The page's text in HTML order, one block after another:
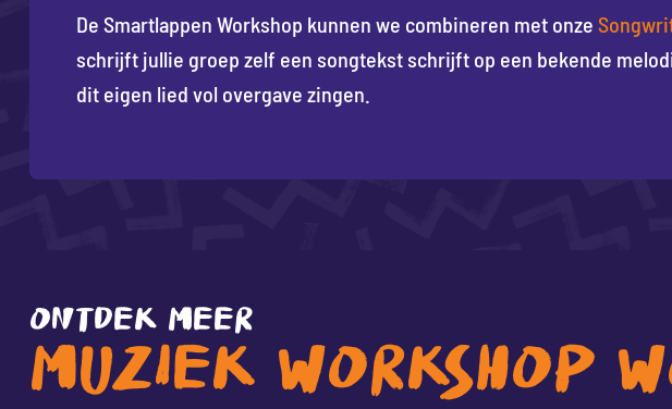
De Smartlappen Workshop kunnen we combineren met onze
schrijft jullie groep zelf een songtekst schrijft op een bekende
dit eigen lied vol overgave zingen.
ONTDEK MEER
MUZIEK WORKSHOP